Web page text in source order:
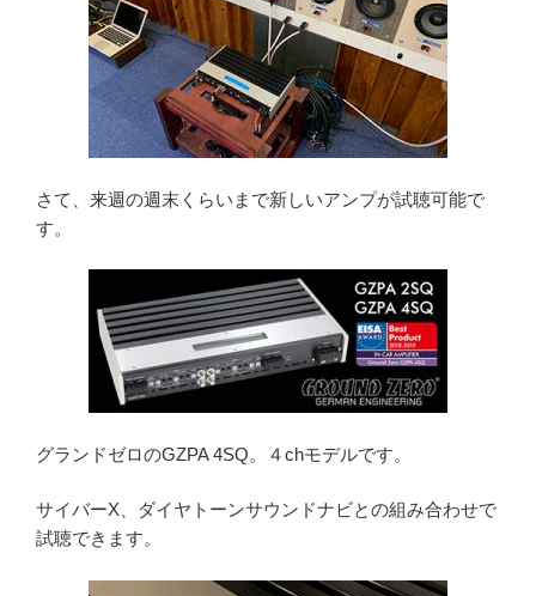
さて、来週の週末くらいまで新しいアンプが試聴可能で
す。
グランドゼロのGZPA 4SQ。４chモデルです。
サイバーX、ダイヤトーンサウンドナビとの組み合わせで
試聴できます。